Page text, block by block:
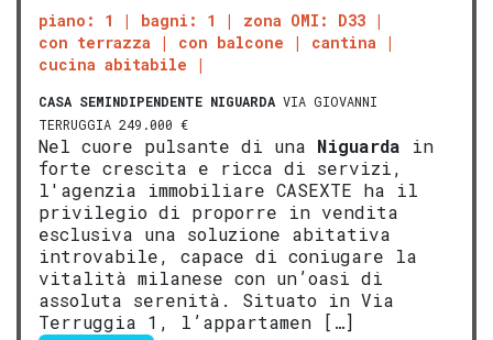
piano: 1 bagni: 1
zona OMI: D33
con terrazza
con balcone
cantina
cucina abitabile
CASA SEMINDIPENDENTE NIGUARDA VIA GIOVANNI
TERRUGGIA 249.000 €
Nel cuore pulsante di una Niguarda in
forte crescita e ricca di servizi,
l'agenzia immobiliare CASEXTE ha il
privilegio di proporre in vendita
esclusiva una soluzione abitativa
introvabile, capace di coniugare la
vitalità milanese con un’oasi di
assoluta serenità. Situato in Via
Terruggia 1, l’appartamen […]